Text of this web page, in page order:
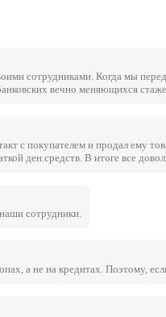
сотрудниками. Когда мы
вечно меняющихся
с покупателем и продал ему
ден.средств. В итоге все
сотрудники.
а не на кредитах. Поэтому,